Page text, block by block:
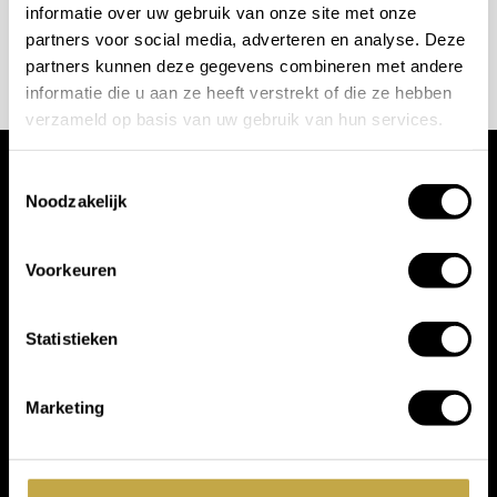
informatie over uw gebruik van onze site met onze
partners voor social media, adverteren en analyse. Deze
partners kunnen deze gegevens combineren met andere
informatie die u aan ze heeft verstrekt of die ze hebben
verzameld op basis van uw gebruik van hun services.
Noodzakelijk
Voorkeuren
Statistieken
Marketing
Design. Neem gerustcontactmet ons op of bezoek
onze showroom. Wij helpen u graag bij het
samenstellen van uw ideale badkamer, toiletruimte of
interieur. Afbeeldingen kunnen afwijken van het
product en dienen ter illustratie van mogelijke
AFSPRAAK MAKEN
Wij werken met
toonaangevende